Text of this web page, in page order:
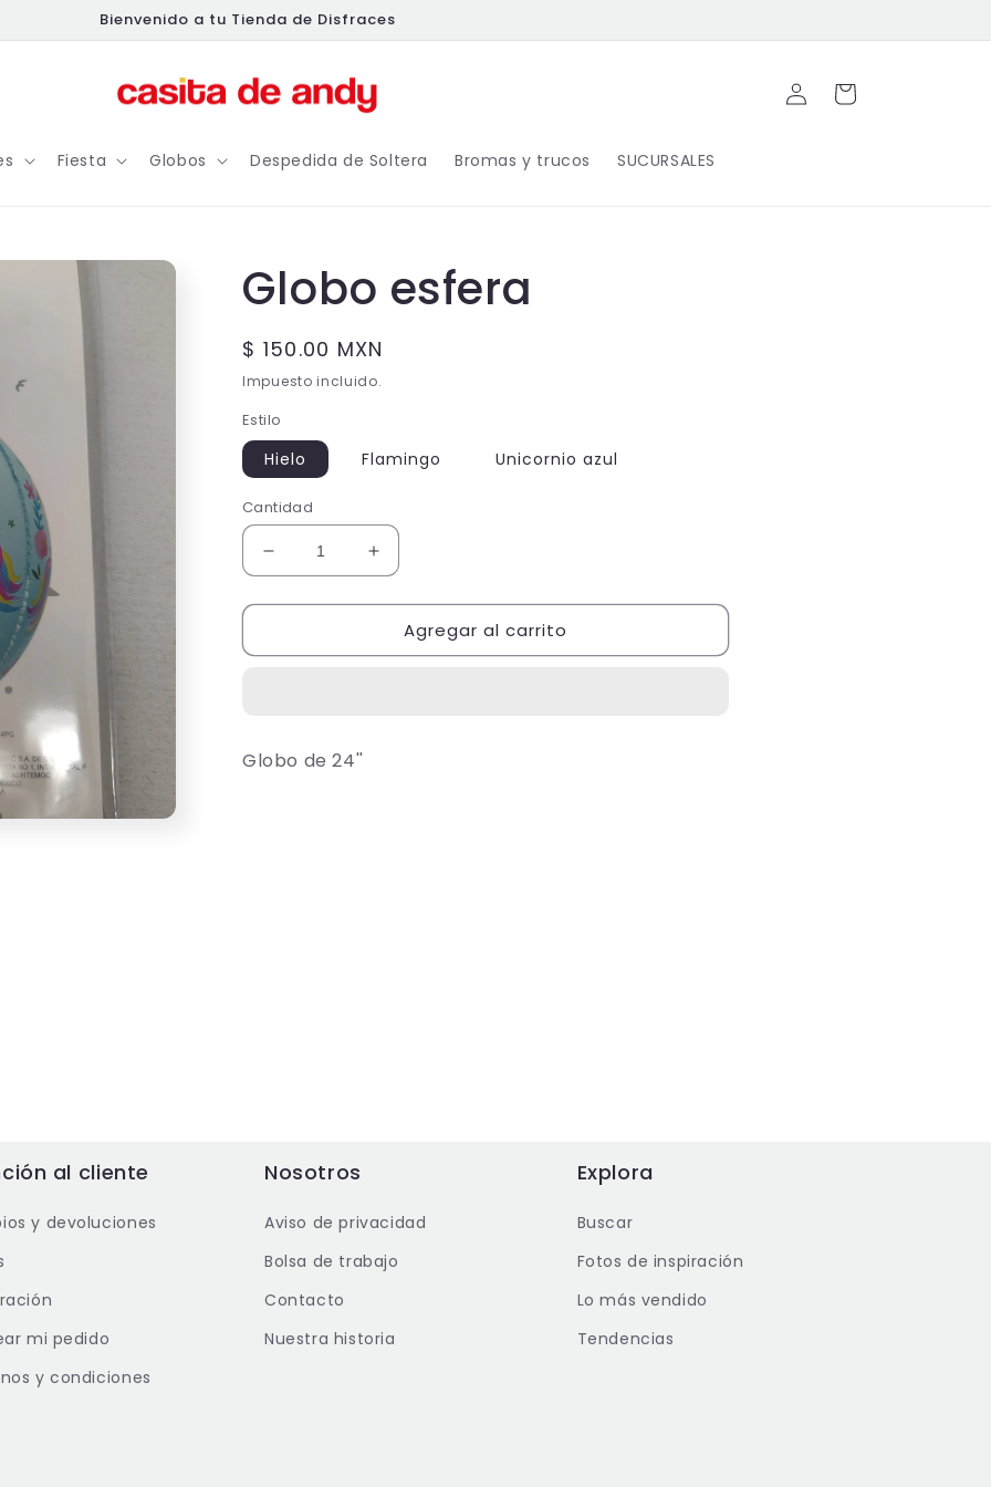
Bienvenido a tu Tienda de Disfraces
Fiesta Globos Despedida de Soltera Bromas y trucos SUCURSALES
Iniciar
sesión
Carrito
Globo esfera
Precio
habitual
$ 150.00 MXN
Impuesto incluido.
Estilo
Hielo Flamingo Unicornio azul
Cantidad
Reducir
cantidad
para
esfera
Aumentar
cantidad
para
Globo
esfera
Agregar al carrito
Globo de 24''
al cliente
y devoluciones
mi pedido
y condiciones
Nosotros
Aviso de privacidad
Bolsa de trabajo
Contacto
Nuestra historia
Explora
Buscar
Fotos de inspiración
Lo más vendido
Tendencias